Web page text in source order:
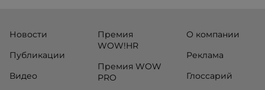
Новости
Публикации
Видео
Премия
WOW!HR
Премия WOW
PRO
О компании
Реклама
Глоссарий